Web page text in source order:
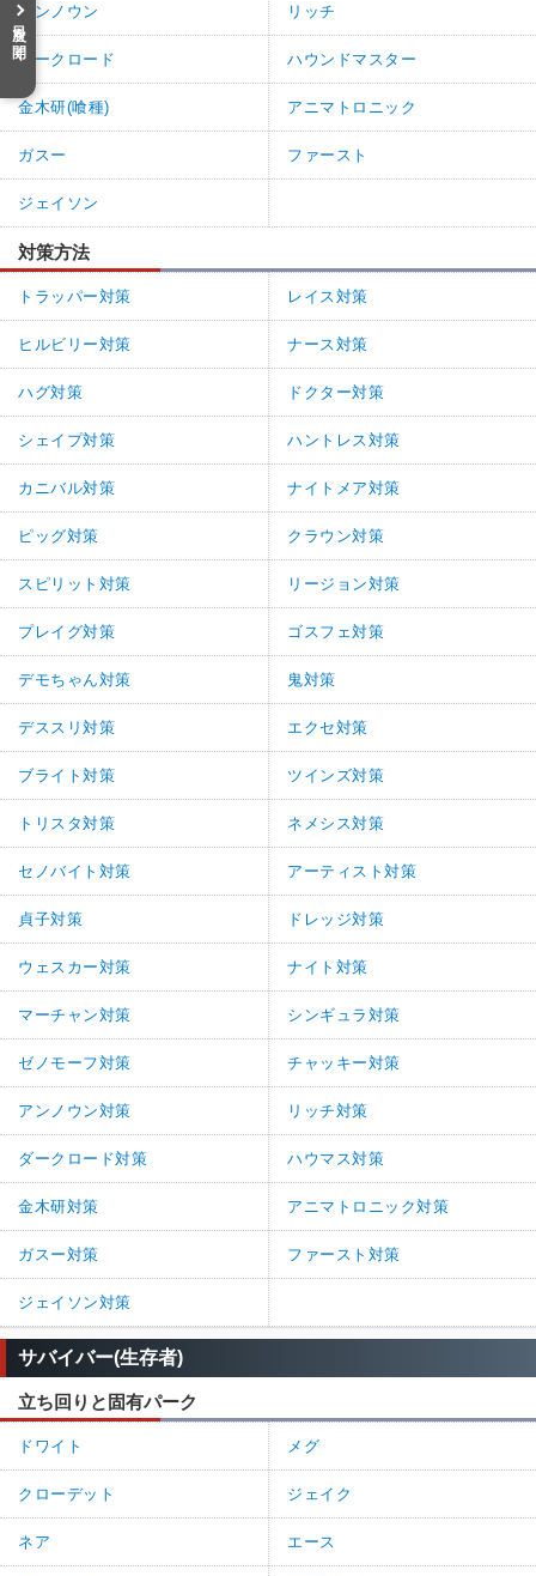
目次を開く
アンノウン リッチ
ダークロード ハウンドマスター
金木研(喰種) アニマトロニック
ガスー ファースト
ジェイソン
対策方法
トラッパー対策 レイス対策
ヒルビリー対策 ナース対策
ハグ対策 ドクター対策
シェイプ対策 ハントレス対策
カニバル対策 ナイトメア対策
ピッグ対策 クラウン対策
スピリット対策 リージョン対策
プレイグ対策 ゴスフェ対策
デモちゃん対策 鬼対策
デススリ対策 エクセ対策
ブライト対策 ツインズ対策
トリスタ対策 ネメシス対策
セノバイト対策 アーティスト対策
貞子対策 ドレッジ対策
ウェスカー対策 ナイト対策
マーチャン対策 シンギュラ対策
ゼノモーフ対策 チャッキー対策
アンノウン対策 リッチ対策
ダークロード対策 ハウマス対策
金木研対策 アニマトロニック対策
ガスー対策 ファースト対策
ジェイソン対策
サバイバー(生存者)
立ち回りと固有パーク
ドワイト メグ
クローデット ジェイク
ネア エース